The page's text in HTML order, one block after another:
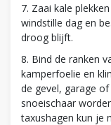
7. Zaai kale
windstille dag en
droog blijft.
8. Bind de ranken
kamperfoelie en
de gevel, garage
snoeischaar
taxushagen kun je